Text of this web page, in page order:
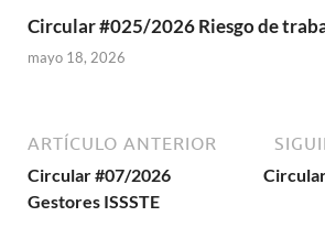
Circular #025/2026 Riesgo de
mayo 18, 2026
ARTÍCULO ANTERIOR
Circular #07/2026
Gestores ISSSTE